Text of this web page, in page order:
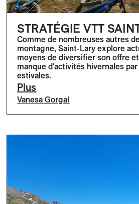
STRATÉGIE VTT
Comme de nombreuses autres
montagne, Saint-Lary explore
moyens de diversifier son offre
manque d'activités hivernales
estivales.
Plus
Vanesa Gorgal